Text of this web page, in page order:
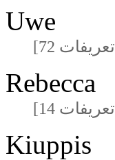
Uwe
Rebecca
Kiuppis